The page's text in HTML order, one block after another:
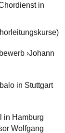
in
›Johann
in Stuttgart
in Hamburg
Wolfgang